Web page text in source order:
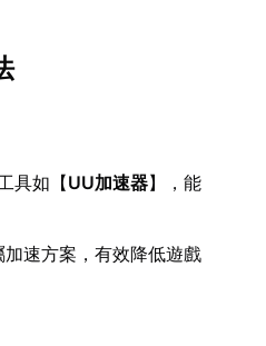
具如【UU加速器】，能
速方案，有效降低遊戲